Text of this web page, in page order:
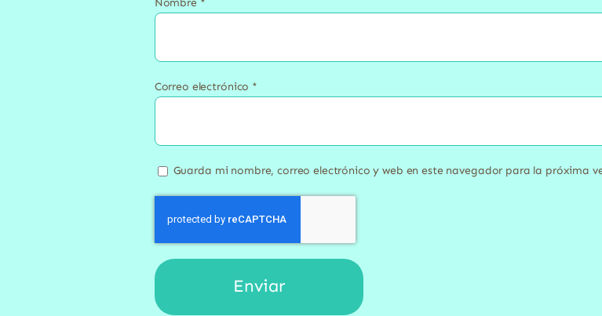
Correo electrónico *
Guarda mi nombre, correo electrónico y web en este navegador para la próxima